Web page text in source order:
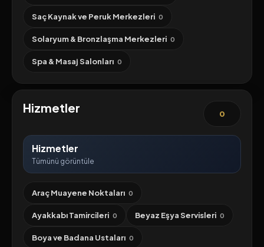
Saç Kaynak ve Peruk Merkezleri 0
Solaryum & Bronzlaşma Merkezleri 0
Spa & Masaj Salonları 0
Hizmetler 0
Hizmetler
Tümünü görüntüle
Araç Muayene Noktaları 0
Ayakkabı Tamircileri 0 Beyaz Eşya Servisleri 0
Boya ve Badana Ustaları 0